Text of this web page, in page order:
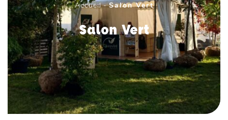
Accueil - Salon Vert
Salon Vert